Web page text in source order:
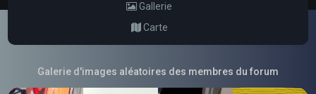
Gallerie
Carte
Galerie d'images aléatoires des membres du forum